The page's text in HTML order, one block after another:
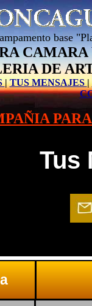
base
DE
|TUS MENSAJES|
Tus